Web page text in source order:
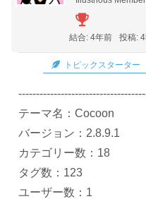
結合: 4年前 投稿:
トピックスターター
テーマ名：Cocoon
バージョン：2.8.9.1
カテゴリー数：18
タグ数：123
ユーザー数：1